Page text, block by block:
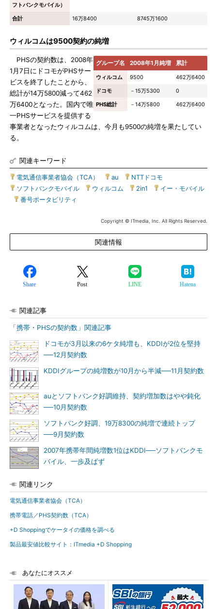
フトバンクモバイル）
合計
16万8400 8745万1600
ウィルコムは9500契約の純増
グループ名 2008年1月純増 累計
ウィルコム 9500
462万6400
ドコモ
－15万5300
0
PHS総計
－14万5800 462万6400
PHSの契約数は、2008年
1月7日にドコモがPHSサー
ビスを終了したことから、
総計が14万5800減って462
万6400となった。国内で唯
一PHSサービスを提供する
事業者となったウィルコムは、今月も9500の純増を果たしてい
る。
関連キーワード
電気通信事業者協会（TCA） au NTTドコモ
ソフトバンクモバイル
ウィルコム 2in1
イー・モバイル
番号ポータビリティ
Copyright © ITmedia, Inc. All Rights Reserved.
関連情報
Share Post LINE Hatena
関連記事
「携帯・PHSの契約数」関連記事
ドコモが3月以来の6ケタ純増も、KDDIが2位を堅持
──12月契約数
KDDIグループの純増数が10月から半減──11月契約数
auとソフトバンク好調維持、契約増加数はやや鈍化
──10月契約数
ソフトバンク好調、19万8300の純増で連続トップ
──9月契約数
2007年携帯年間純増数1位はKDDI──ソフトバンクモ
バイル、一歩及ばず
関連リンク
電気通信事業者協会（TCA）
携帯電話／PHS契約数（TCA）
+D Shoppingでケータイの価格を調べる
製品最安値比較サイト：ITmedia +D Shopping
あなたにオススメ